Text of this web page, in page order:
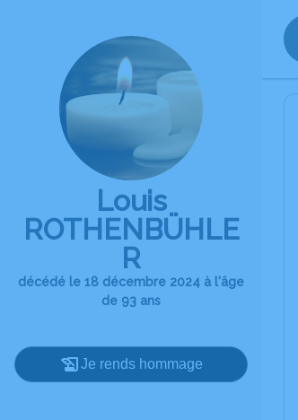
Louis
ROTHENBÜHLE
R
décédé le 18 décembre 2024 à l'âge
de 93 ans
Je rends hommage